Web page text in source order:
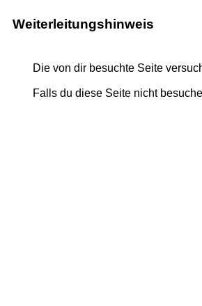
Weiterleitungshinweis
Die von dir besuchte Seite
Falls du diese Seite nicht